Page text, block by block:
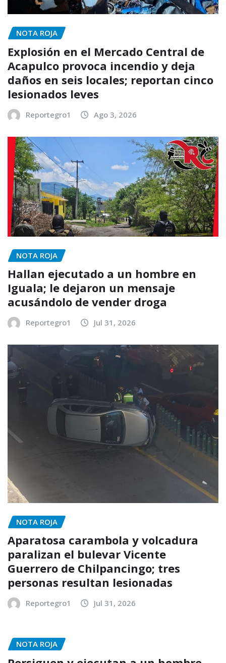
NOTA ROJA
Explosión en el Mercado Central de
Acapulco provoca incendio y deja
daños en seis locales; reportan cinco
lesionados leves
Reportegro1 Ago 3, 2026
NOTA ROJA
Hallan ejecutado a un hombre en
Iguala; le dejaron un mensaje
acusándolo de vender droga
Reportegro1 Jul 31, 2026
NOTA ROJA
Aparatosa carambola y volcadura
paralizan el bulevar Vicente
Guerrero de Chilpancingo; tres
personas resultan lesionadas
Reportegro1 Jul 31, 2026
NOTA ROJA